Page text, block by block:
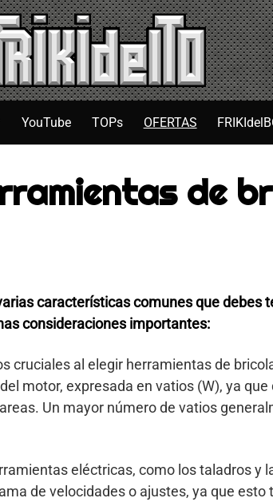
YouTube TOPs OFERTAS
de
características comunes que debes
consideraciones importantes:
cruciales al elegir herramientas de
motor, expresada en vatios (W), ya
Un mayor número de vatios
eléctricas, como los taladros y
de velocidades o ajustes, ya que esto